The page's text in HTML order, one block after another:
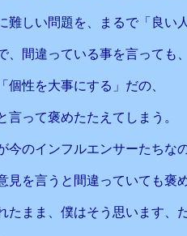
難しい問題を、まるで「良い
間違っている事を言っても、
個性を大事にする」だの、
言って褒めたたえてしまう。
今のインフルエンサーたちな
見を言うと間違っていても褒
たまま、僕はそう思います、